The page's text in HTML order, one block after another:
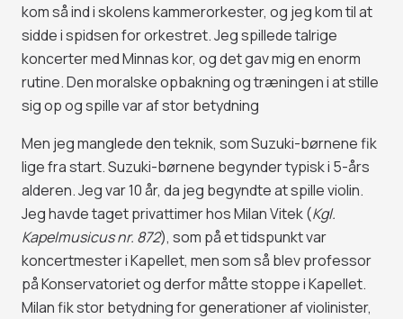
kom så ind i skolens kammerorkester, og jeg kom til at
sidde i spidsen for orkestret. Jeg spillede talrige
koncerter med Minnas kor, og det gav mig en enorm
rutine. Den moralske opbakning og træningen i at stille
sig op og spille var af stor betydning
Men jeg manglede den teknik, som Suzuki-børnene fik
lige fra start. Suzuki-børnene begynder typisk i 5-års
alderen. Jeg var 10 år, da jeg begyndte at spille violin.
Jeg havde taget privattimer hos Milan Vitek (Kgl.
Kapelmusicus nr. 872), som på et tidspunkt var
koncertmester i Kapellet, men som så blev professor
på Konservatoriet og derfor måtte stoppe i Kapellet.
Milan fik stor betydning for generationer af violinister,